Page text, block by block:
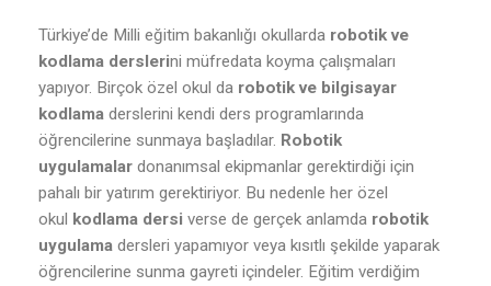
Türkiye’de Milli eğitim bakanlığı okullarda robotik ve
kodlama derslerini müfredata koyma çalışmaları
yapıyor. Birçok özel okul da robotik ve bilgisayar
kodlama derslerini kendi ders programlarında
öğrencilerine sunmaya başladılar. Robotik
uygulamalar donanımsal ekipmanlar gerektirdiği için
pahalı bir yatırım gerektiriyor. Bu nedenle her özel
okul kodlama dersi verse de gerçek anlamda robotik
uygulama dersleri yapamıyor veya kısıtlı şekilde yaparak
öğrencilerine sunma gayreti içindeler. Eğitim verdiğim